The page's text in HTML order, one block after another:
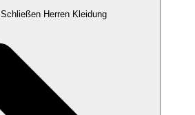
Schließen Herren Kleidung